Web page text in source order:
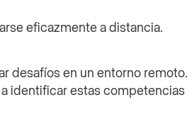
eficazmente a distancia.
desafíos en un entorno remoto.
identificar estas competencias